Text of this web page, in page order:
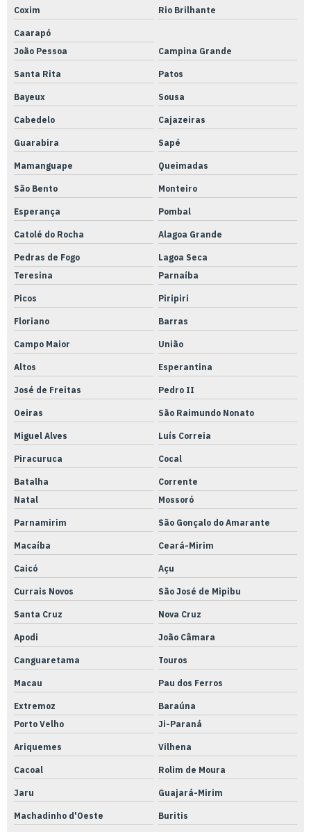
Coxim Rio Brilhante
Caarapó
João Pessoa
Campina Grande
Santa Rita Patos
Bayeux Sousa
Cabedelo Cajazeiras
Guarabira Sapé
Mamanguape Queimadas
São Bento Monteiro
Esperança Pombal
Catolé do Rocha Alagoa Grande
Pedras de Fogo
Lagoa Seca
Teresina
Parnaíba
Picos Piripiri
Floriano Barras
Campo Maior União
Altos Esperantina
José de Freitas Pedro II
Oeiras São Raimundo Nonato
Miguel Alves Luís Correia
Piracuruca Cocal
Batalha
Corrente
Natal
Mossoró
Parnamirim São Gonçalo do Amarante
Macaíba Ceará-Mirim
Caicó Açu
Currais Novos São José de Mipibu
Santa Cruz Nova Cruz
Apodi João Câmara
Canguaretama Touros
Macau Pau dos Ferros
Extremoz
Baraúna
Porto Velho
Ji-Paraná
Ariquemes Vilhena
Cacoal Rolim de Moura
Jaru Guajará-Mirim
Machadinho d'Oeste Buritis